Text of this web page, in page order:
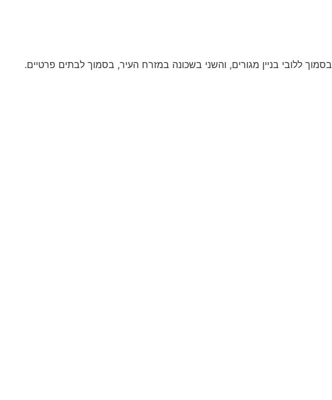
ללובי בניין מגורים, והשני בשכונה במזרח העיר, בסמוך לבתים פרטיים.